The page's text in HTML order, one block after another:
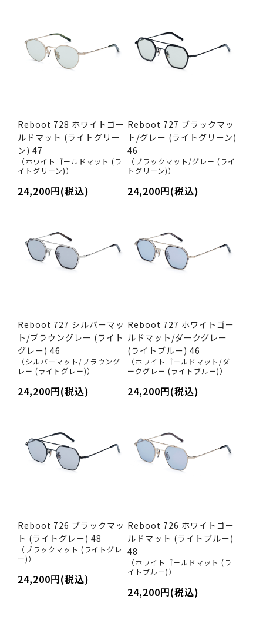
Reboot 728 ホワイトゴー
ルドマット (ライトグリー
ン) 47
（ホワイトゴールドマット (ラ
イトグリーン)）
24,200円(税込)
Reboot 727 ブラックマッ
ト/グレー (ライトグリーン)
46
（ブラックマット/グレー (ライ
トグリーン)）
24,200円(税込)
Reboot 727 シルバーマッ
ト/ブラウングレー (ライト
グレー) 46
（シルバーマット/ブラウング
レー (ライトグレー)）
24,200円(税込)
Reboot 727 ホワイトゴー
ルドマット/ダークグレー
(ライトブルー) 46
（ホワイトゴールドマット/ダ
ークグレー (ライトブルー)）
24,200円(税込)
Reboot 726 ブラックマッ
ト (ライトグレー) 48
（ブラックマット (ライトグレ
ー)）
24,200円(税込)
Reboot 726 ホワイトゴー
ルドマット (ライトブルー)
48
（ホワイトゴールドマット (ラ
イトブルー)）
24,200円(税込)